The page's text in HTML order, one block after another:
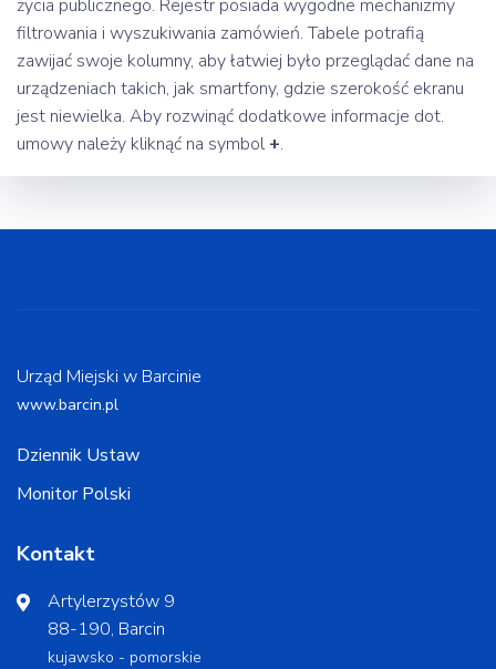
życia publicznego. Rejestr posiada wygodne mechanizmy
filtrowania i wyszukiwania zamówień. Tabele potrafią
zawijać swoje kolumny, aby łatwiej było przeglądać dane na
urządzeniach takich, jak smartfony, gdzie szerokość ekranu
jest niewielka. Aby rozwinąć dodatkowe informacje dot.
umowy należy kliknąć na symbol+.
Urząd Miejski w Barcinie
www.barcin.pl
Dziennik Ustaw
Monitor Polski
Kontakt
Artylerzystów 9
88-190, Barcin
kujawsko - pomorskie